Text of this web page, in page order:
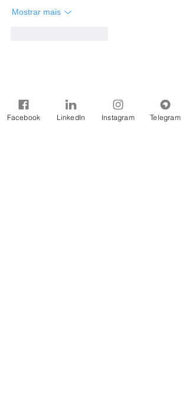
Mostrar mais
Facebook LinkedIn Instagram Telegram